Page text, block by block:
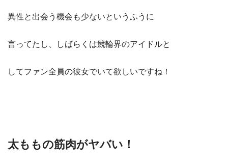
異性と出会う機会も少ないというふうに
言ってたし、しばらくは競輪界のアイドルと
してファン全員の彼女でいて欲しいですね！
太ももの筋肉がヤバい！